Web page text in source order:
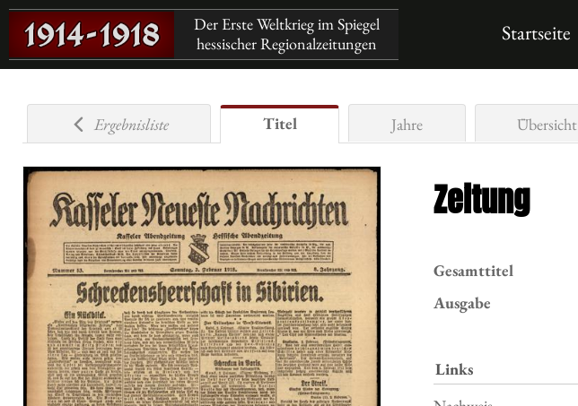
Der Erste Weltkrieg im Spiegel
hessischer Regionalzeitungen
Startseite
Ergebnisliste Titel Jahre Übersicht
Zeitung
Gesamttitel
Ausgabe
Links